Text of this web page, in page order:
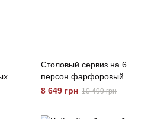
Столовый сервиз на 6
персон фарфоровый
розовый TS Kitchen Рожевий
8 649 грн 10 499 грн